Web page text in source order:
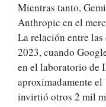
Mientras tanto,
Anthropic en el
La relación entre las
2023, cuando
en el laboratorio de
aproximadamente el
invirtió otros 2 mil